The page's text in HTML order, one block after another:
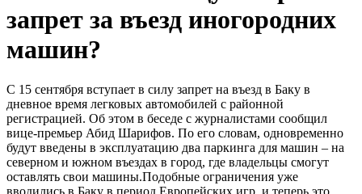
запрет за въезд иногородних
машин?
C 15 сентября вступает в силу запрет на въезд в Баку в
дневное время легковых автомобилей с районной
регистрацией. Об этом в беседе с журналистами сообщил
вице-премьер Абид Шарифов. По его словам, одновременно
будут введены в эксплуатацию два паркинга для машин – на
северном и южном въездах в город, где владельцы смогут
оставлять свои машины.Подобные ограничения уже
вводились в Баку в период Европейских игр, и теперь это